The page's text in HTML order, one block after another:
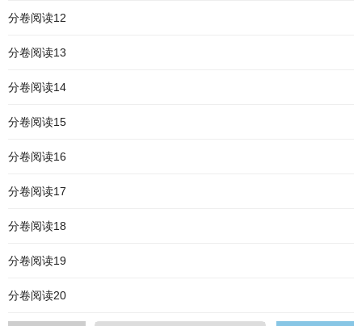
分卷阅读12
分卷阅读13
分卷阅读14
分卷阅读15
分卷阅读16
分卷阅读17
分卷阅读18
分卷阅读19
分卷阅读20